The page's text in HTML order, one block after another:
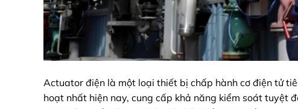
Actuator điện là một loại thiết bị chấp hành cơ điện tử
hoạt nhất hiện nay, cung cấp khả năng kiểm soát tuyệt